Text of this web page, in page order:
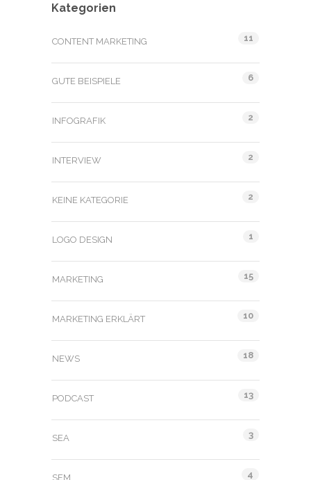
Kategorien
CONTENT MARKETING 11
GUTE BEISPIELE 6
INFOGRAFIK 2
INTERVIEW 2
KEINE KATEGORIE 2
LOGO DESIGN 1
MARKETING 15
MARKETING ERKLÄRT 10
NEWS 18
PODCAST 13
SEA 3
SEM 4